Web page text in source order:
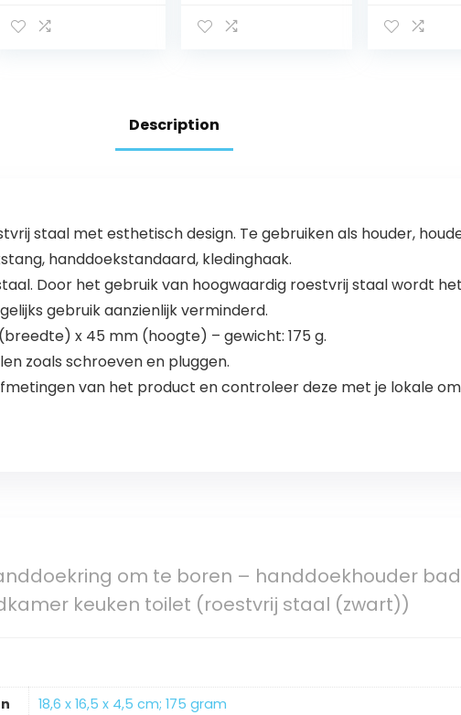
m – Roestvrij
Description
staal met esthetisch design. Te gebruiken als houder,
handdoekstandaard, kledinghaak.
Door het gebruik van hoogwaardig roestvrij staal wordt
gebruik aanzienlijk verminderd.
x 45 mm (hoogte) – gewicht: 175 g.
zoals schroeven en pluggen.
van het product en controleer deze met je lokale
om te boren – handdoekhouder
keuken toilet (roestvrij staal (zwart))
‎18,6 x 16,5 x 4,5 cm; 175 gram